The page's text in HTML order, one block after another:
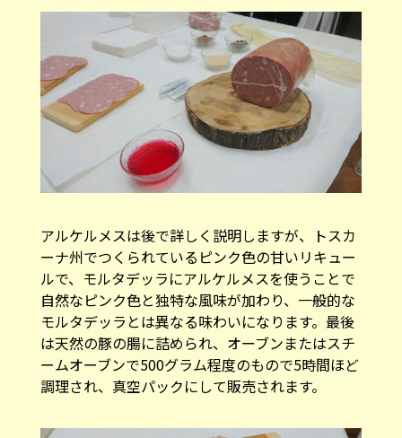
アルケルメスは後で詳しく説明しますが、トスカ
ーナ州でつくられているピンク色の甘いリキュー
ルで、モルタデッラにアルケルメスを使うことで
自然なピンク色と独特な風味が加わり、一般的な
モルタデッラとは異なる味わいになります。最後
は天然の豚の腸に詰められ、オーブンまたはスチ
ームオーブンで500グラム程度のもので5時間ほど
調理され、真空パックにして販売されます。